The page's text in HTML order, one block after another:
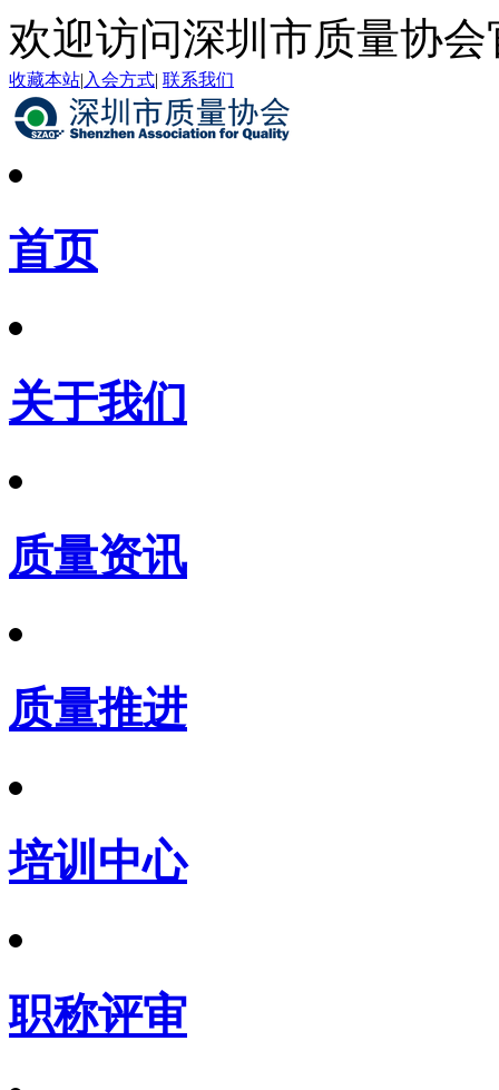
欢迎访问深圳市质量协会
收藏本站| 入会方式| 联系我们
首页
关于我们
质量资讯
质量推进
培训中心
职称评审